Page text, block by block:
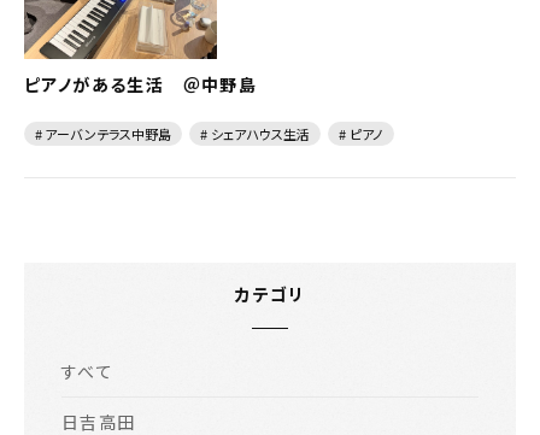
ピアノがある生活 ＠中野島
# アーバンテラス中野島 # シェアハウス生活 # ピアノ
カテゴリ
すべて
日吉高田